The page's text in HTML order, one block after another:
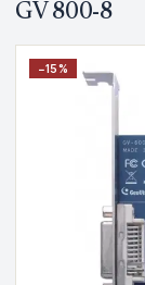
GV 800-8
−15%